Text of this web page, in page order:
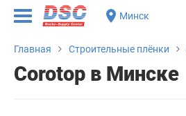
Минск
Главная Строительные плёнки
Corotop в Минске